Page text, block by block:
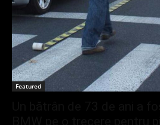
Featured